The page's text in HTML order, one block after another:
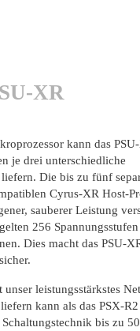
XR
kann das
je drei unterschiedliche
Die bis zu fünf
Cyrus-XR Host-
sauberer Leistung
256
Dies macht das PSU-
leistungsstärkstes
kann als das PSX-
bis zu